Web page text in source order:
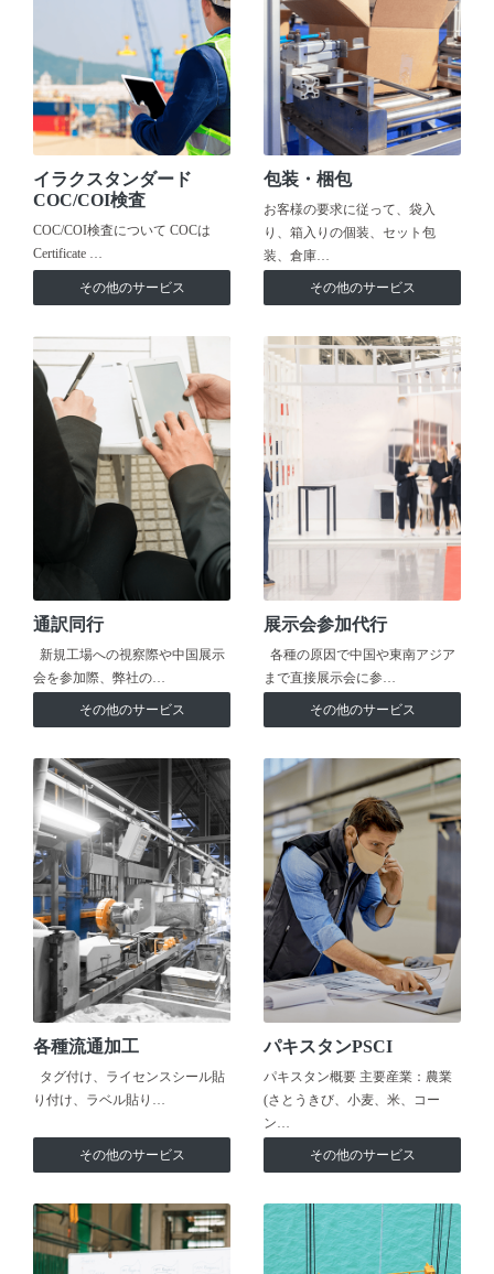
イラクスタンダード
COC/COI検査
COC/COI検査について COCは
Certificate …
その他のサービス
包装・梱包
お客様の要求に従って、袋入
り、箱入りの個装、セット包
装、倉庫…
その他のサービス
通訳同行
新規工場への視察際や中国展示
会を参加際、弊社の…
その他のサービス
展示会参加代行
各種の原因で中国や東南アジア
まで直接展示会に参…
その他のサービス
各種流通加工
タグ付け、ライセンスシール貼
り付け、ラベル貼り…
その他のサービス
パキスタンPSCI
パキスタン概要 主要産業：農業
(さとうきび、小麦、米、コー
ン…
その他のサービス